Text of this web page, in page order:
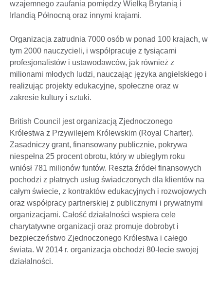
wzajemnego zaufania pomiędzy Wielką Brytanią i
Irlandią Północną oraz innymi krajami.
Organizacja zatrudnia 7000 osób w ponad 100 krajach, w
tym 2000 nauczycieli, i współpracuje z tysiącami
profesjonalistów i ustawodawców, jak również z
milionami młodych ludzi, nauczając języka angielskiego i
realizując projekty edukacyjne, społeczne oraz w
zakresie kultury i sztuki.
British Council jest organizacją Zjednoczonego
Królestwa z Przywilejem Królewskim (Royal Charter).
Zasadniczy grant, finansowany publicznie, pokrywa
niespełna 25 procent obrotu, który w ubiegłym roku
wniósł 781 milionów funtów. Reszta źródeł finansowych
pochodzi z płatnych usług świadczonych dla klientów na
całym świecie, z kontraktów edukacyjnych i rozwojowych
oraz współpracy partnerskiej z publicznymi i prywatnymi
organizacjami. Całość działalności wspiera cele
charytatywne organizacji oraz promuje dobrobyt i
bezpieczeństwo Zjednoczonego Królestwa i całego
świata. W 2014 r. organizacja obchodzi 80-lecie swojej
działalności.